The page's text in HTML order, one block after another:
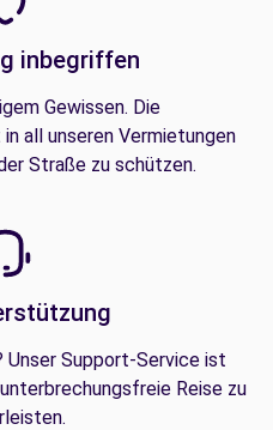
inbegriffen
Gewissen. Die
all unseren Vermietungen
Straße zu schützen.
Support-Service ist
Reise zu